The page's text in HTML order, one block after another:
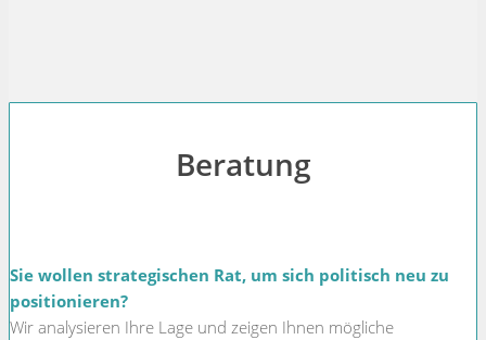
Beratung
Sie wollen strategischen Rat, um sich politisch neu zu
positionieren?
Wir analysieren Ihre Lage und zeigen Ihnen mögliche